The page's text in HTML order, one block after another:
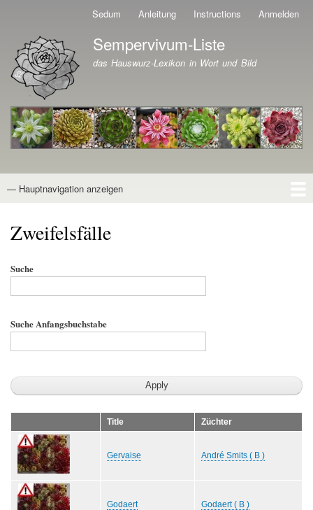
Direkt
zum
Inhalt
Sedum Anleitung Instructions Anmelden
Branding der Website
Sempervivum-Liste
das Hauswurz-Lexikon in Wort und Bild
Hauptnavigation
— Hauptnavigation anzeigen
Zweifelsfälle
Suche
Suche Anfangsbuchstabe
Title Züchter
Gervaise André Smits ( B )
Godaert Godaert ( B )